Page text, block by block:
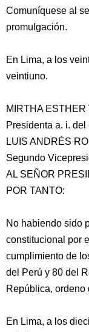
Comuníquese al
promulgación.
En Lima, a los
veintiuno.
MIRTHA
Presidenta a. i.
LUIS ANDRÉS
Segundo
AL SEÑOR
POR TANTO:
No habiendo sido
constitucional por
cumplimiento de
del Perú y 80 del
República, ordeno
En Lima, a los